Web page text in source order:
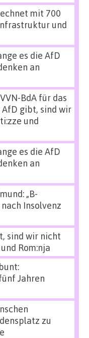
mit 700
und
es die AfD
an
BdA für das
AfD gibt, sind wir
und
es die AfD
an
„B-
Insolvenz
sind wir nicht
Rom:nja
Jahren
zu